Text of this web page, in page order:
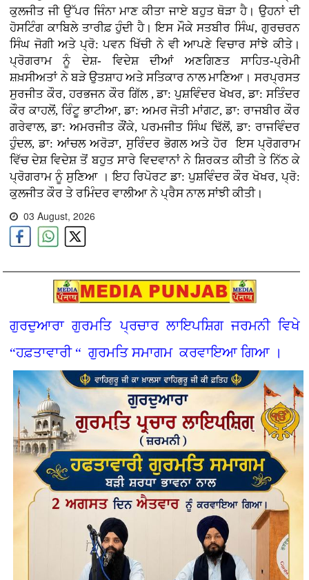
ਕੁਲਜੀਤ ਜੀ ਉੱਪਰ ਜਿੰਨਾ ਮਾਣ ਕੀਤਾ ਜਾਏ ਬਹੁਤ ਥੋੜਾ ਹੈ। ਉਹਨਾਂ ਦੀ
ਹੋਸਟਿੰਗ ਕਾਬਿਲੇ ਤਾਰੀਫ਼ ਹੁੰਦੀ ਹੈ। ਇਸ ਮੌਕੇ ਸਤਬੀਰ ਸਿੰਘ, ਗੁਰਚਰਨ
ਸਿੰਘ ਜੋਗੀ ਅਤੇ ਪ੍ਰੋ: ਪਵਨ ਖਿੱਚੀ ਨੇ ਵੀ ਆਪਣੇ ਵਿਚਾਰ ਸਾਂਝੇ ਕੀਤੇ।
ਪ੍ਰੋਗਰਾਮ ਨੂੰ ਦੇਸ਼- ਵਿਦੇਸ਼ ਦੀਆਂ ਅਣਗਿਣਤ ਸਾਹਿਤ-ਪ੍ਰੇਮੀ
ਸ਼ਖ਼ਸੀਅਤਾਂ ਨੇ ਬੜੇ ਉਤਸ਼ਾਹ ਅਤੇ ਸਤਿਕਾਰ ਨਾਲ ਮਾਣਿਆ। ਸਰਪ੍ਰਸਤ
ਸੁਰਜੀਤ ਕੌਰ, ਹਰਭਜਨ ਕੌਰ ਗਿੱਲ , ਡਾ: ਪੁਸ਼ਵਿੰਦਰ ਖੋਖਰ, ਡਾ: ਸਤਿੰਦਰ
ਕੌਰ ਕਾਹਲੋਂ, ਰਿੰਟੂ ਭਾਟੀਆ, ਡਾ: ਅਮਰ ਜੋਤੀ ਮਾਂਗਟ, ਡਾ: ਰਾਜਬੀਰ ਕੌਰ
ਗਰੇਵਾਲ, ਡਾ: ਅਮਰਜੀਤ ਕੌਂਕੇ, ਪਰਮਜੀਤ ਸਿੰਘ ਢਿੱਲੋਂ, ਡਾ: ਰਾਜਵਿੰਦਰ
ਹੁੰਦਲ, ਡਾ: ਆਂਚਲ ਅਰੋੜਾ, ਸੁਰਿੰਦਰ ਭੋਗਲ ਅਤੇ ਹੋਰ ਇਸ ਪ੍ਰੋਗਰਾਮ
ਵਿੱਚ ਦੇਸ਼ ਵਿਦੇਸ਼ ਤੋਂ ਬਹੁਤ ਸਾਰੇ ਵਿਦਵਾਨਾਂ ਨੇ ਸ਼ਿਰਕਤ ਕੀਤੀ ਤੇ ਨਿੱਠ ਕੇ
ਪ੍ਰੋਗਰਾਮ ਨੂੰ ਸੁਣਿਆ । ਇਹ ਰਿਪੋਰਟ ਡਾ: ਪੁਸ਼ਵਿੰਦਰ ਕੌਰ ਖੋਖਰ, ਪ੍ਰੋ:
ਕੁਲਜੀਤ ਕੌਰ ਤੇ ਰਮਿੰਦਰ ਵਾਲੀਆ ਨੇ ਪ੍ਰੈਸ ਨਾਲ ਸਾਂਝੀ ਕੀਤੀ।
03 August, 2026
ਗੁਰਦੁਆਰਾ ਗੁਰਮਤਿ ਪ੍ਰਚਾਰ ਲਾਇਪਸ਼ਿਗ ਜਰਮਨੀ ਵਿਖੇ
“ਹਫ਼ਤਾਵਾਰੀ “ ਗੁਰਮਤਿ ਸਮਾਗਮ ਕਰਵਾਇਆ ਗਿਆ ।